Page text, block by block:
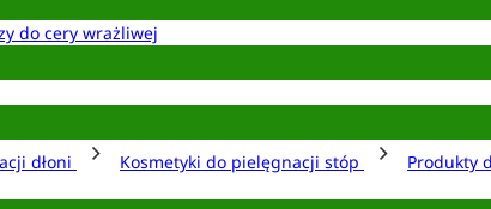
do cery wrażliwej
dłoni Kosmetyki do pielęgnacji stóp Produkty